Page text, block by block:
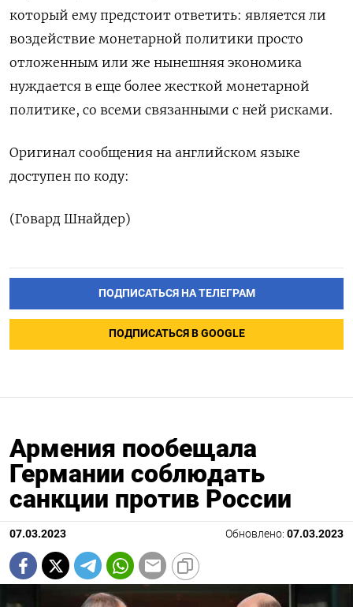
который ему предстоит ответить: является ли
воздействие монетарной политики просто
отложенным или же нынешняя экономика
нуждается в еще более жесткой монетарной
политике, со всеми связанными с ней рисками.
Оригинал сообщения на английском языке
доступен по коду:
(Говард Шнайдер)
ПОДПИСАТЬСЯ НА ТЕЛЕГРАМ
ПОДПИСАТЬСЯ В GOOGLE
Армения пообещала
Германии соблюдать
санкции против России
07.03.2023 Обновлено: 07.03.2023